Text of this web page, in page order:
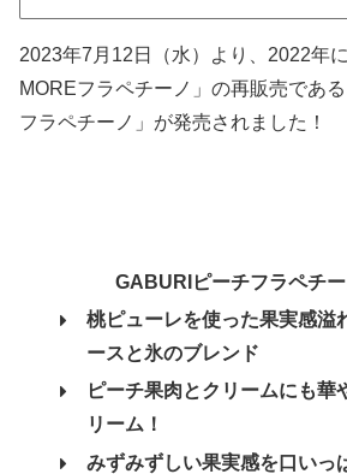
2023年7月12日（水）より、2022年
MOREフラペチーノ」の再販売であ
フラペチーノ」が発売されました！
GABURIピーチフラペチ
桃ピューレを使った果実感溢
ースと氷のブレンド
ピーチ果肉とクリームにも華
リーム！
みずみずしい果実感を口いっ